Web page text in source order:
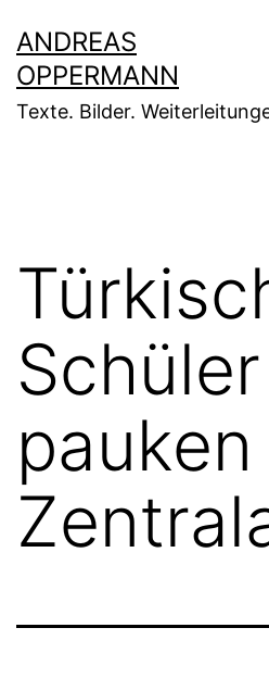
Inhalt
springen
ANDREAS
OPPERMANN
Texte. Bilder.
Schüler